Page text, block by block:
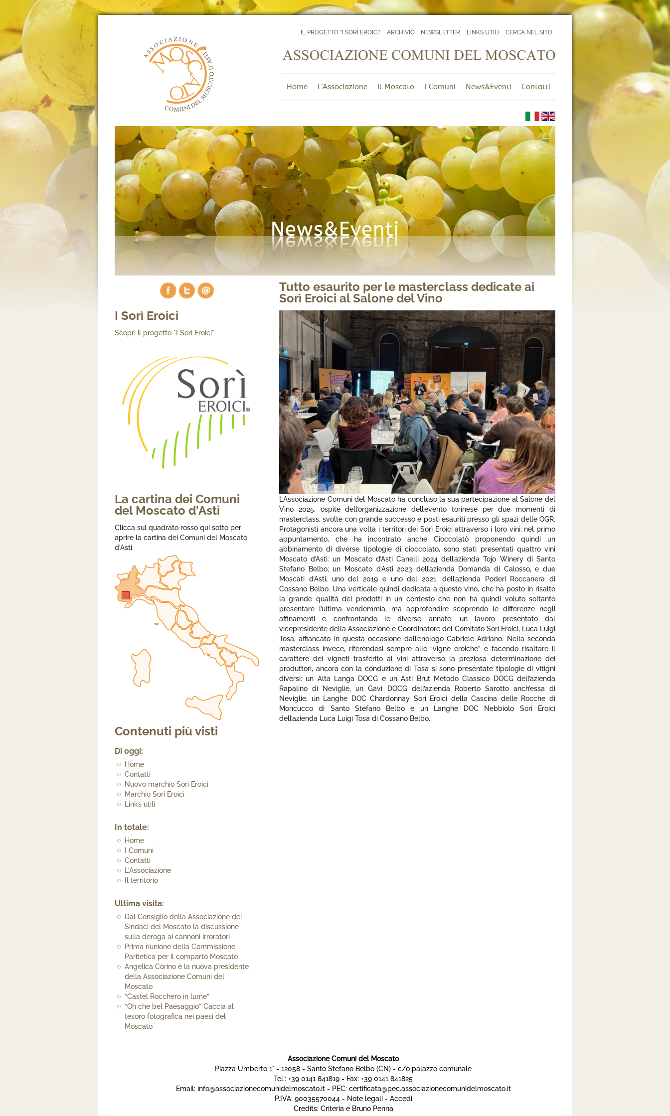
CERCA NEL SITO
LINKS UTILI
NEWSLETTER
ARCHIVIO
IL PROGETTO "I SORÌ EROICI"
Contatti
News&Eventi
I Comuni
Il Moscato
L'Associazione
Home
I Sorì Eroici
Scopri il progetto "I Sorì Eroici"
La cartina dei Comuni
del Moscato d'Asti
Clicca sul quadrato rosso qui sotto per
aprire la cartina dei Comuni del Moscato
d'Asti.
Contenuti più visti
Di oggi:
Home
Contatti
Nuovo marchio Sorì Eroici
Marchio Sorì Eroici
Links utili
In totale:
Home
I Comuni
Contatti
L'Associazione
Il territorio
Ultima visita:
Dal Consiglio della Associazione dei
Sindaci del Moscato la discussione
sulla deroga ai cannoni irroratori
Prima riunione della Commissione
Paritetica per il comparto Moscato
Angelica Corino è la nuova presidente
della Associazione Comuni del
Moscato
“Castel Rocchero in lume”
“Oh che bel Paesaggio” Caccia al
tesoro fotografica nei paesi del
Moscato
Tutto esaurito per le masterclass dedicate ai
Sorì Eroici al Salone del Vino
L’Associazione Comuni del Moscato ha concluso la sua partecipazione al Salone del
Vino 2025, ospite dell’organizzazione dell’evento torinese per due momenti di
masterclass, svolte con grande successo e posti esauriti presso gli spazi delle OGR.
Protagonisti ancora una volta i territori dei Sorì Eroici attraverso i loro vini: nel primo
appuntamento, che ha incontrato anche Cioccolatò proponendo quindi un
abbinamento di diverse tipologie di cioccolato, sono stati presentati quattro vini
Moscato d’Asti: un Moscato d’Asti Canelli 2024 dell’azienda Tojo Winery di Santo
Stefano Belbo; un Moscato d’Asti 2023 dell’azienda Domanda di Calosso, e due
Moscati d’Asti, uno del 2019 e uno del 2021, dell’azienda Poderi Roccanera di
Cossano Belbo. Una verticale quindi dedicata a questo vino, che ha posto in risalto
la grande qualità dei prodotti in un contesto che non ha quindi voluto soltanto
presentare l’ultima vendemmia, ma approfondire scoprendo le differenze negli
affinamenti e confrontando le diverse annate: un lavoro presentato dal
vicepresidente della Associazione e Coordinatore del Comitato Sorì Eroici, Luca Luigi
Tosa, affiancato in questa occasione dall’enologo Gabriele Adriano. Nella seconda
masterclass invece, riferendosi sempre alle “vigne eroiche” e facendo risaltare il
carattere dei vigneti trasferito ai vini attraverso la preziosa determinazione dei
produttori, ancora con la conduzione di Tosa si sono presentate tipologie di vitigni
diversi: un Alta Langa DOCG e un Asti Brut Metodo Classico DOCG dell’azienda
Rapalino di Neviglie, un Gavi DOCG dell’azienda Roberto Sarotto anch’essa di
Neviglie, un Langhe DOC Chardonnay Sorì Eroici della Cascina delle Rocche di
Moncucco di Santo Stefano Belbo e un Langhe DOC Nebbiolo Sorì Eroici
dell’azienda Luca Luigi Tosa di Cossano Belbo.
Associazione Comuni del Moscato
Piazza Umberto 1° - 12058 - Santo Stefano Belbo (CN) - c/o palazzo comunale
Tel.: +39 0141 841819 - Fax: +39 0141 841825
Email: info@associazionecomunidelmoscato.it- PEC: certificata@pec.associazionecomunidelmoscato.it
P.IVA: 90035570044 - Note legali- Accedi
Credits: Criteria e Bruno Penna